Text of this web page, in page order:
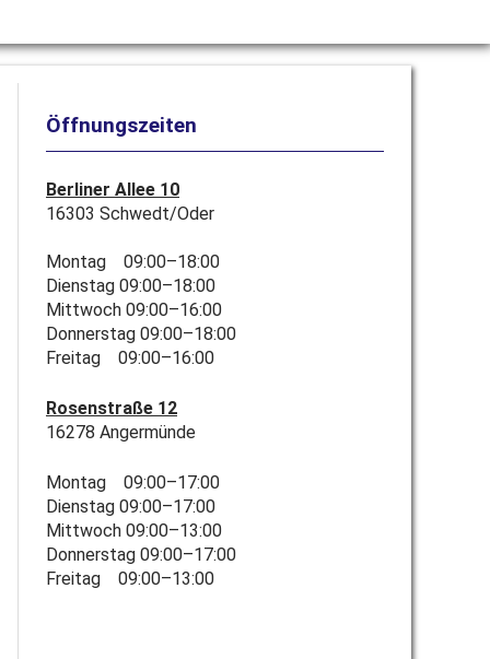
Öffnungszeiten
Berliner Allee 10
16303 Schwedt/Oder
Montag 09:00–18:00
Dienstag 09:00–18:00
Mittwoch 09:00–16:00
Donnerstag 09:00–18:00
Freitag 09:00–16:00
Rosenstraße 12
16278 Angermünde
Montag 09:00–17:00
Dienstag 09:00–17:00
Mittwoch 09:00–13:00
Donnerstag 09:00–17:00
Freitag 09:00–13:00